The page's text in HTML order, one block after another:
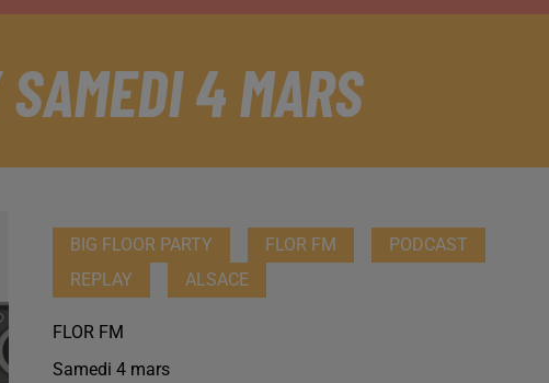
4 MARS
BIG FLOOR PARTY FLOR FM
PODCAST
REPLAY
ALSACE
FLOR FM
Samedi 4 mars